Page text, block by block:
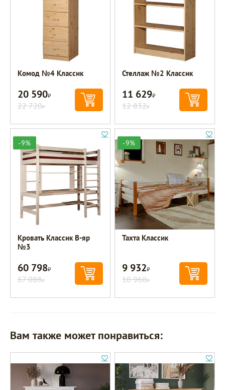
Комод №4 Классик
20 590Р
22 720Р
Стеллаж №2 Классик
11 629Р
12 832Р
-9%
Кровать Классик В-яр
№3
60 798Р
67 088Р
-9%
Тахта Классик
9 932Р
10 960Р
Вам также может понравиться: